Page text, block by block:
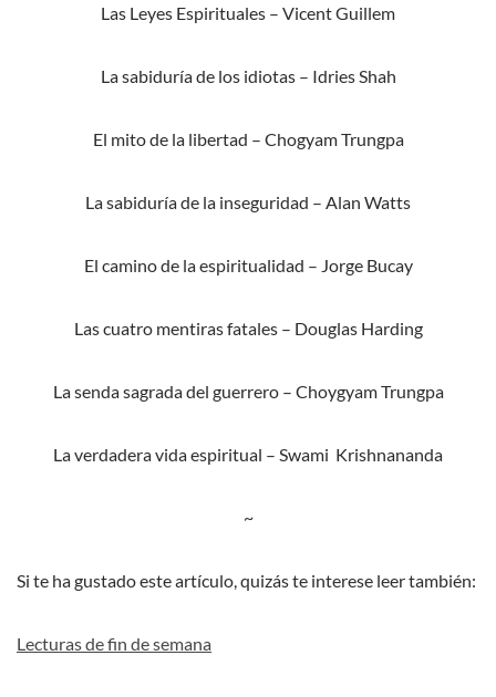
Las Leyes Espirituales – Vicent Guillem
La sabiduría de los idiotas – Idries Shah
El mito de la libertad – Chogyam Trungpa
La sabiduría de la inseguridad – Alan Watts
El camino de la espiritualidad – Jorge Bucay
Las cuatro mentiras fatales – Douglas Harding
La senda sagrada del guerrero – Choygyam Trungpa
La verdadera vida espiritual – Swami Krishnananda
~
Si te ha gustado este artículo, quizás te interese leer también:
Lecturas de fin de semana